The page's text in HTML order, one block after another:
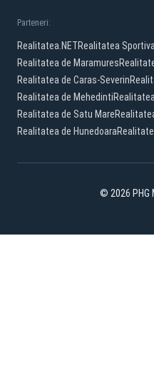
Parteneri:
Realitatea.NETRealitatea
Realitatea de Maramures
Realitatea de Caras-Severin
Realitatea de Mehedinti
Realitatea de Satu Mare
Realitatea de Hunedoara
© 2026 PHG